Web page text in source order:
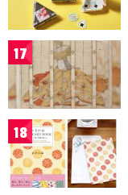
17
18